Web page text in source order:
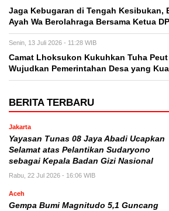
Jaga Kebugaran di Tengah Kesibukan,
Ayah Wa Berolahraga Bersama Ketua
Senin, 13 Juli 2026 - 11:28 WIB
Camat Lhoksukon Kukuhkan Tuha
Wujudkan Pemerintahan Desa yang
BERITA TERBARU
Jakarta
Yayasan Tunas 08 Jaya Abadi Ucapkan
Selamat atas Pelantikan Sudaryono
sebagai Kepala Badan Gizi Nasional
Rabu, 22 Jul 2026 - 16:06 WIB
Aceh
Gempa Bumi Magnitudo 5,1 Guncang